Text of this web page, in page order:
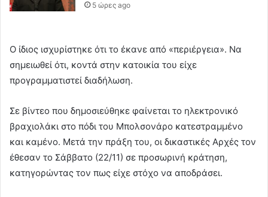
5 ώρες ago
Ο ίδιος ισχυρίστηκε ότι το έκανε από «περιέργεια». Να
σημειωθεί ότι, κοντά στην κατοικία του είχε
προγραμματιστεί διαδήλωση.
Σε βίντεο που δημοσιεύθηκε φαίνεται το ηλεκτρονικό
βραχιολάκι στο πόδι του Μπολσονάρο κατεστραμμένο
και καμένο. Μετά την πράξη του, οι δικαστικές Αρχές τον
έθεσαν το Σάββατο (22/11) σε προσωρινή κράτηση,
κατηγορώντας τον πως είχε στόχο να αποδράσει.